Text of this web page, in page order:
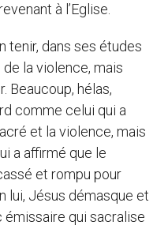
à l’Eglise.
tenir, dans ses études
la violence, mais
Beaucoup, hélas,
comme celui qui a
et la violence, mais
a affirmé que le
et rompu pour
lui, Jésus démasque et
émissaire qui sacralise